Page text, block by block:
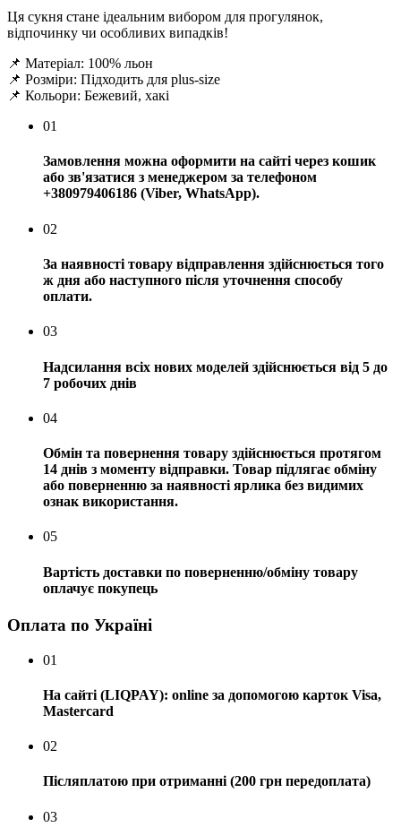
Ця сукня стане ідеальним вибором для прогулянок,
відпочинку чи особливих випадків!
📌 Матеріал: 100% льон
📌 Розміри: Підходить для plus-size
📌 Кольори: Бежевий, хакі
01
Замовлення можна оформити на сайті через кошик
або зв'язатися з менеджером за телефоном
+380979406186 (Viber, WhatsApp).
02
За наявності товару відправлення здійснюється того
ж дня або наступного після уточнення способу
оплати.
03
Надсилання всіх нових моделей здійснюється від 5 до
7 робочих днів
04
Обмін та повернення товару здійснюється протягом
14 днів з моменту відправки. Товар підлягає обміну
або поверненню за наявності ярлика без видимих ​​
ознак використання.
05
Вартість доставки по поверненню/обміну товару
оплачує покупець
Оплата по Україні
01
На сайті (LIQPAY): online за допомогою карток Visa,
Mastercard
02
Післяплатою при отриманні (200 грн передоплата)
03